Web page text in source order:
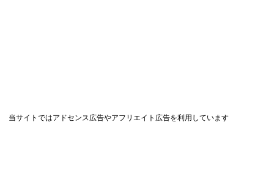
当サイトではアドセンス広告やアフリエイト広告を利用しています